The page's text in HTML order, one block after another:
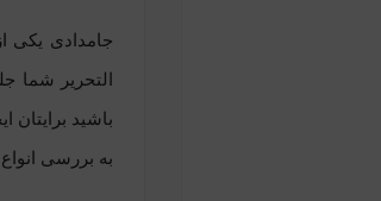
جامدادی یکی
التحریر شما
باشید برایتان
به بررسی